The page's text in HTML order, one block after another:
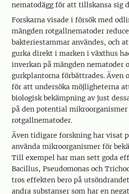
nematodägg för att tillskansa sig
Forskarna visade i försök med
mängden rotgallnematoder
bakteriestammar användes, och
gurka direkt i marken i växthus
inverkan på mängden nematoder
gurkplantorna förbättrades. Även
för att undersöka möjligheterna
biologisk bekämpning av just
på den potential
rotgallnematoder.
Även tidigare forskning har visat
använda mikroorganismer för
Till exempel har man sett goda
Bacillus, Pseudomonas och
tros effekten bero på
andra substanser som har en